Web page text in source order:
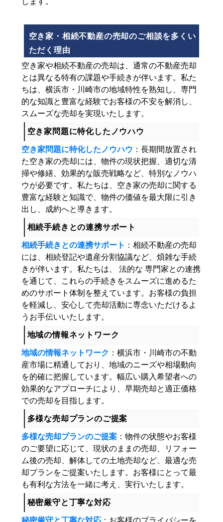
空き家・相続不動産の売却のご相談を多くい
ただく理由
空き家や相続不動産の売却は、通常の不動産売却
とは異なる特有の課題や手続きが伴います。私た
ちは、横浜市・川崎市の地域特性を熟知し、専門
的な知識と豊富な経験でお客様の不安を解消し、
スムーズな売却を実現いたします。
空き家問題に特化したノウハウ
空き家問題に特化したノウハウ ：長期間放置され
た空き家の売却には、物件の現状把握、適切な清
掃や修繕、効果的な販売戦略など、特別なノウハ
ウが必要です。私たちは、空き家の売却に関する
豊富な経験と知識で、物件の価値を最大限に引き
出し、成約へと導きます。
相続手続きとの連携サポート
相続手続きとの連携サポート ：相続不動産の売却
には、相続登記や遺産分割協議など、煩雑な手続
きが伴います。私たちは、 法的な 専門家との連携
を通じて、これらの手続きをスムーズに進めるた
めのサポート体制を整えています。お客様の負担
を軽減し、安心して売却活動に専念いただけるよ
うお手伝いいたします。
地域の情報ネットワーク
地域の情報ネットワーク ：横浜市・川崎市の不動
産市場に精通しており、地域のニーズや相場動向
を的確に把握しています。幅広い購入希望者への
効果的なアプローチにより、早期売却と適正価格
での売却を目指します。
多様な売却プランのご提案
多様な売却プランのご提案：物件の状態やお客様
のご要望に応じて、現状のままの売却、リフォー
ム後の売却、解体しての土地売却など、最適な売
却プランをご提案いたします。お客様にとって最
も有利な方法を一緒に考え、実行いたします。
秘密厳守と丁寧な対応